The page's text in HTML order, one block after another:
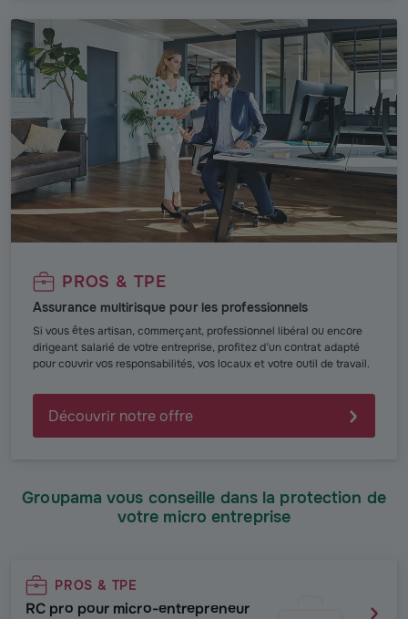
PROS & TPE
Assurance multirisque pour les professionnels
Si vous êtes artisan, commerçant, professionnel libéral ou encore
dirigeant salarié de votre entreprise, profitez d’un contrat adapté
pour couvrir vos responsabilités, vos locaux et votre outil de travail.
Découvrir notre offre
Groupama vous conseille dans la protection de
votre micro entreprise
PROS & TPE
RC pro pour micro-entrepreneur